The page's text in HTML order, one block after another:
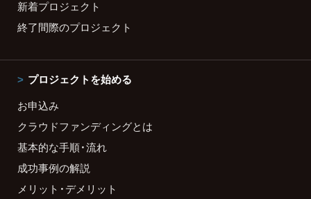
新着プロジェクト
終了間際のプロジェクト
プロジェクトを始める
お申込み
クラウドファンディングとは
基本的な手順・流れ
成功事例の解説
メリット・デメリット